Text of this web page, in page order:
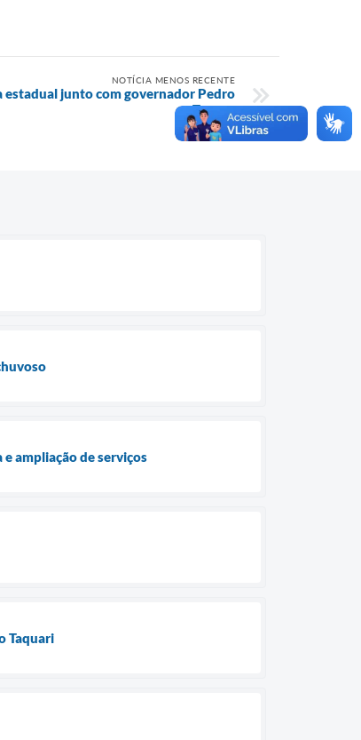
NOTÍCIA MENOS RECENTE
estadual junto com governador Pedro
Taques
ampliação de serviços
Taquari